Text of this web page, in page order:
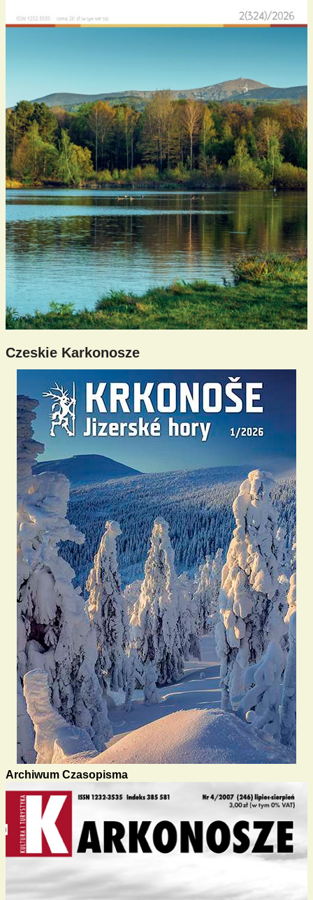
Czeskie Karkonosze
Archiwum Czasopisma